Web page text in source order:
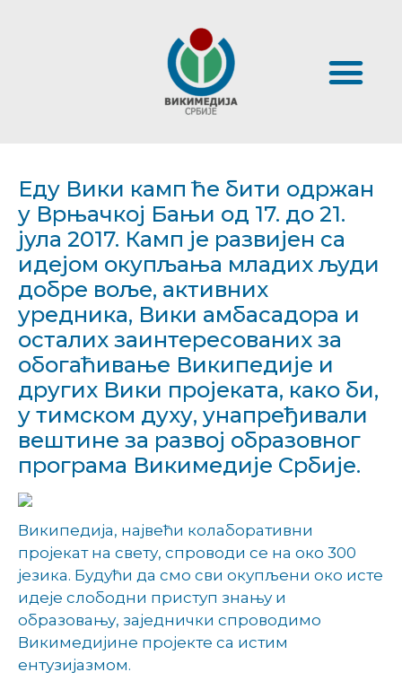
Еду Вики камп ће бити одржан
у Врњачкој Бањи од 17. до 21.
јула 2017. Камп је развијен са
идејом окупљања младих људи
добре воље, активних
уредника, Вики амбасадора и
осталих заинтересованих за
обогаћивање Википедије и
других Вики пројеката, како би,
у тимском духу, унапређивали
вештине за развој образовног
програма Викимедије Србије.
Википедија, највећи колаборативни
пројекат на свету, спроводи се на око 300
језика. Будући да смо сви окупљени око исте
идеје слободни приступ знању и
образовању, заједнички спроводимо
Викимедијине пројекте са истим
ентузијазмом.